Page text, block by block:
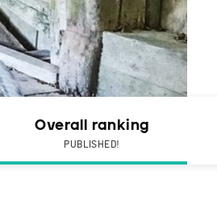
Overall ranking
PUBLISHED!